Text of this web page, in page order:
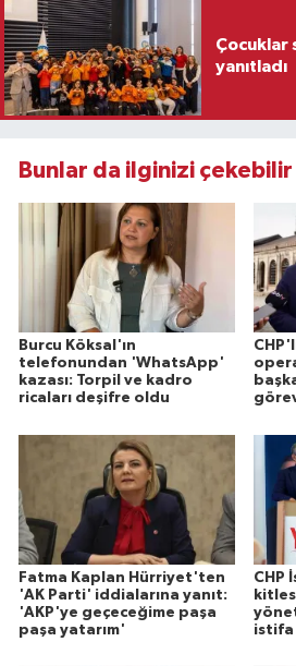
Çocuklar
yanıtladı
Bunlar da ilginizi çekebilir
Burcu Köksal'ın
telefonundan 'WhatsApp'
kazası: Torpil ve kadro
ricaları deşifre oldu
Fatma Kaplan Hürriyet'ten
'AK Parti' iddialarına yanıt:
'AKP'ye geçeceğime paşa
paşa yatarım'
CHP